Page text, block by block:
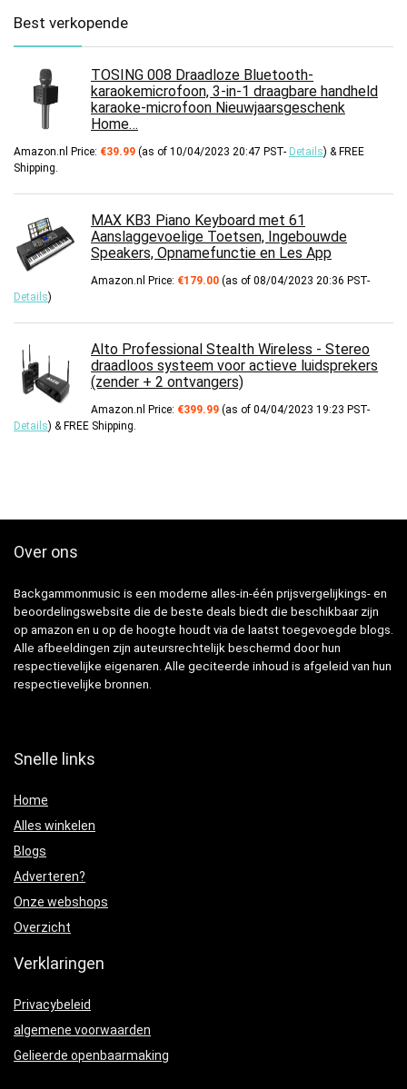
Best verkopende
TOSING 008 Draadloze Bluetooth-
karaokemicrofoon, 3-in-1 draagbare handheld
karaoke-microfoon Nieuwjaarsgeschenk
Home…
Amazon.nl Price: €39.99 (as of 10/04/2023 20:47 PST- Details) & FREE
Shipping.
MAX KB3 Piano Keyboard met 61
Aanslaggevoelige Toetsen, Ingebouwde
Speakers, Opnamefunctie en Les App
Amazon.nl Price: €179.00 (as of 08/04/2023 20:36 PST-
Details)
Alto Professional Stealth Wireless - Stereo
draadloos systeem voor actieve luidsprekers
(zender + 2 ontvangers)
Amazon.nl Price: €399.99 (as of 04/04/2023 19:23 PST-
Details) & FREE Shipping.
Over ons
Backgammonmusic is een moderne alles-in-één prijsvergelijkings- en
beoordelingswebsite die de beste deals biedt die beschikbaar zijn
op amazon en u op de hoogte houdt via de laatst toegevoegde blogs.
Alle afbeeldingen zijn auteursrechtelijk beschermd door hun
respectievelijke eigenaren. Alle geciteerde inhoud is afgeleid van hun
respectievelijke bronnen.
Snelle links
Home
Alles winkelen
Blogs
Adverteren?
Onze webshops
Overzicht
Verklaringen
Privacybeleid
algemene voorwaarden
Gelieerde openbaarmaking